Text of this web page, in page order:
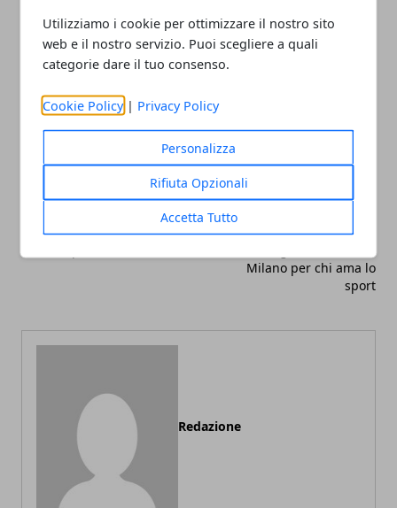
Utilizziamo i cookie per ottimizzare il nostro sito
web e il nostro servizio. Puoi scegliere a quali
categorie dare il tuo consenso.
Cookie Policy | Privacy Policy
Personalizza
Rifiuta Opzionali
Accetta Tutto
realizzare un mix perfetto tra testi, immagini e video.
Facebook
TwitterWhatsapp
Milano per chi ama lo
sport
Redazione